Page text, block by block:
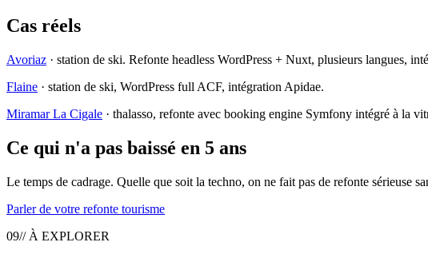
Cas réels
Avoriaz · station de ski. Refonte headless WordPress + Nuxt, plusieurs langues,
Flaine · station de ski, WordPress full ACF, intégration Apidae.
Miramar La Cigale · thalasso, refonte avec booking engine Symfony intégré à la
Ce qui n'a pas baissé en 5 ans
Le temps de cadrage. Quelle que soit la techno, on ne fait pas de refonte sérieuse
Parler de votre refonte tourisme
09// À EXPLORER